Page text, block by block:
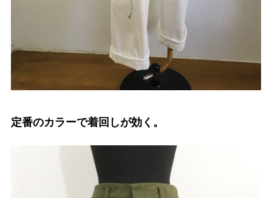
定番のカラーで着回しが効く。